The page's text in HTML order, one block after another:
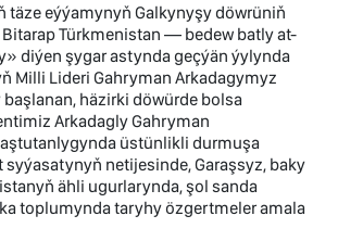
täze eýýamynyň Galkynyşy döwrüniň
Bitarap Türkmenistan — bedew batly at-
diýen şygar astynda geçýän ýylynda
Milli Lideri Gahryman Arkadagymyz
häzirki döwürde bolsa
Arkadagly Gahryman
üstünlikli durmuşa
netijesinde, Garaşsyz, baky
ähli ugurlarynda, şol sanda
toplumynda taryhy özgertmeler amala